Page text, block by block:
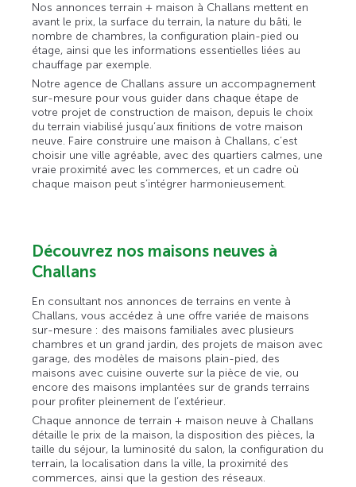
Nos annonces terrain + maison à Challans mettent en
avant le prix, la surface du terrain, la nature du bâti, le
nombre de chambres, la configuration plain-pied ou
étage, ainsi que les informations essentielles liées au
chauffage par exemple.
Notre agence de Challans assure un accompagnement
sur-mesure pour vous guider dans chaque étape de
votre projet de construction de maison, depuis le choix
du terrain viabilisé jusqu’aux finitions de votre maison
neuve. Faire construire une maison à Challans, c’est
choisir une ville agréable, avec des quartiers calmes, une
vraie proximité avec les commerces, et un cadre où
chaque maison peut s’intégrer harmonieusement.
Découvrez nos maisons neuves à
Challans
En consultant nos annonces de terrains en vente à
Challans, vous accédez à une offre variée de maisons
sur-mesure : des maisons familiales avec plusieurs
chambres et un grand jardin, des projets de maison avec
garage, des modèles de maisons plain-pied, des
maisons avec cuisine ouverte sur la pièce de vie, ou
encore des maisons implantées sur de grands terrains
pour profiter pleinement de l’extérieur.
Chaque annonce de terrain + maison neuve à Challans
détaille le prix de la maison, la disposition des pièces, la
taille du séjour, la luminosité du salon, la configuration du
terrain, la localisation dans la ville, la proximité des
commerces, ainsi que la gestion des réseaux.